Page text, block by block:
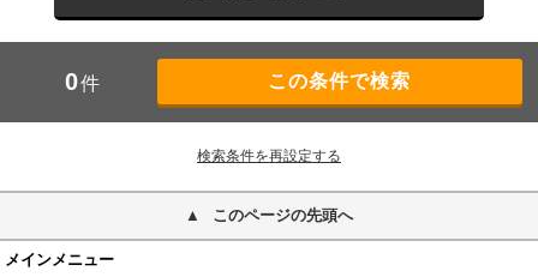
0件
検索条件を再設定する
このページの先頭へ
メインメニュー